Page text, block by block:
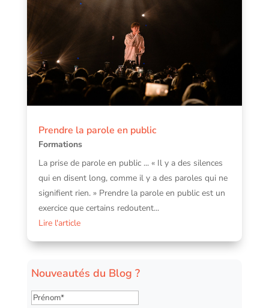
Prendre la parole en public
Formations
La prise de parole en public ... « Il y a des silences
qui en disent long, comme il y a des paroles qui ne
signifient rien. » Prendre la parole en public est un
exercice que certains redoutent...
Lire l'article
Nouveautés du Blog ?